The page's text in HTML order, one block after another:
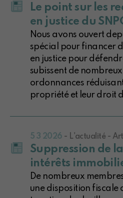
Le point sur les
en justice du
Nous avons ouvert
spécial pour financer
en justice pour
subissent de
ordonnances
propriété et leur droit
5 3 2026 - L'actualité -
Suppression de
intérêts
De nombreux
une disposition fiscale